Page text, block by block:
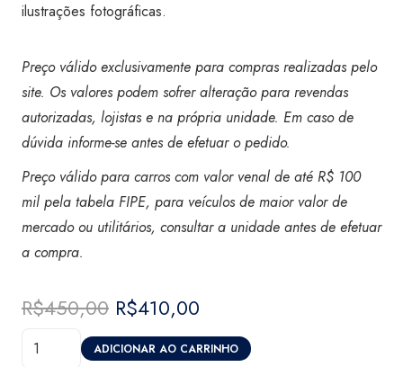
ilustrações fotográficas.
Preço válido exclusivamente para compras realizadas pelo
site. Os valores podem sofrer alteração para revendas
autorizadas, lojistas e na própria unidade. Em caso de
dúvida informe-se antes de efetuar o pedido.
Preço válido para carros com valor venal de até R$ 100
mil pela tabela FIPE, para veículos de maior valor de
mercado ou utilitários, consultar a unidade antes de efetuar
a compra.
R$450,00 O
preço
original
R$410,00
preço
atual
Vistoria
ADICIONAR AO CARRINHO